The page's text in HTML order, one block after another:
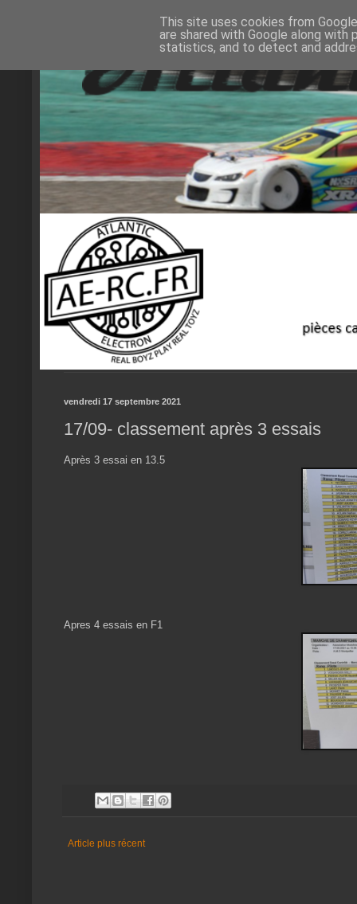
vendredi 17 septembre 2021
17/09- classement après 3 essais
Après 3 essai en 13.5
Apres 4 essais en F1
Article plus récent
This site uses cookies from
are shared with Google along
statistics, and to detect and